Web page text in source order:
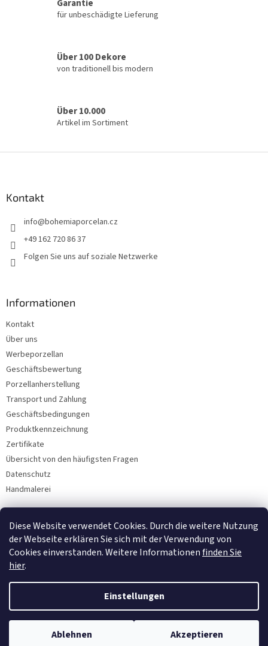
Diese Website verwendet Cookies. Durch die weitere Nutzung
der Webseite erklären Sie sich mit der Verwendung von
Cookies einverstanden. Weitere Informationenfinden Sie
hier.
Einstellungen
Ablehnen Akzeptieren
Garantie
für unbeschädigte Lieferung
Über 100 Dekore
von traditionell bis modern
Über 10.000
Artikel im Sortiment
Kontakt
info@bohemiaporcelan.cz
+49 162 720 86 37
Folgen Sie uns auf soziale Netzwerke
Informationen
Kontakt
Über uns
Werbeporzellan
Geschäftsbewertung
Porzellanherstellung
Transport und Zahlung
Geschäftsbedingungen
Produktkennzeichnung
Zertifikate
Übersicht von den häufigsten Fragen
Datenschutz
Handmalerei
Facebook
Copyright 2026Bohemia Porzellan 1987 . Alle Rechte vorbehalten.